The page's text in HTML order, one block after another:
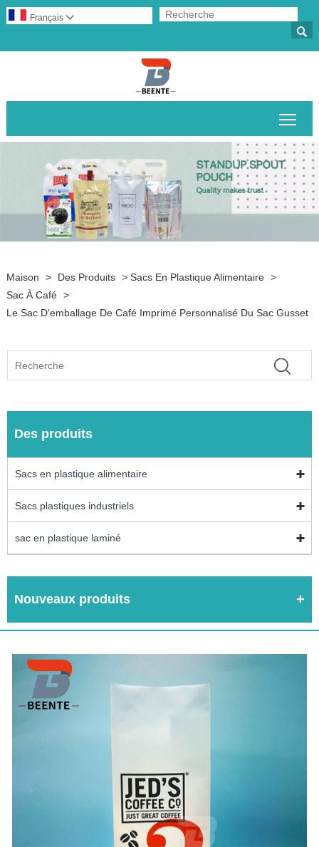

Français 
Maison > Des Produits > Sacs En Plastique Alimentaire >
Sac À Café >
Le Sac D'emballage De Café Imprimé Personnalisé Du Sac Gusset
Des produits
Sacs en plastique alimentaire
Sacs plastiques industriels
sac en plastique laminé
Nouveaux produits